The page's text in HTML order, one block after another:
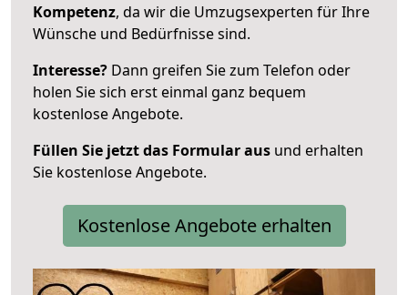
Kompetenz, da wir die Umzugsexperten für Ihre
Wünsche und Bedürfnisse sind.
Interesse? Dann greifen Sie zum Telefon oder
holen Sie sich erst einmal ganz bequem
kostenlose Angebote.
Füllen Sie jetzt das Formular aus und erhalten
Sie kostenlose Angebote.
Kostenlose Angebote erhalten